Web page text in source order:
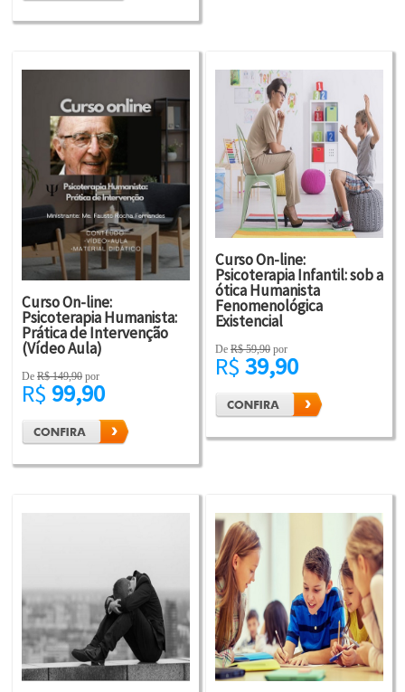
Curso On-line:
Psicoterapia Humanista:
Prática de Intervenção
(Vídeo Aula)
De R$ 149,90 por
R$ 99,90
Curso On-line:
Psicoterapia Infantil: sob a
ótica Humanista
Fenomenológica
Existencial
De R$ 59,90 por
R$ 39,90